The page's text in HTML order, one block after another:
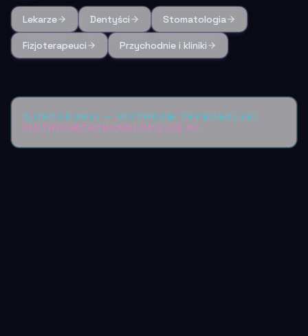
Lekarze Dentyści Stomatologia
Fizjoterapeuci Przychodnie i kliniki
ORTODONCI — PIOTRKÓW TRYBUNALSKI
PIOTRKOWTRYBUNALSKILIVE.PL